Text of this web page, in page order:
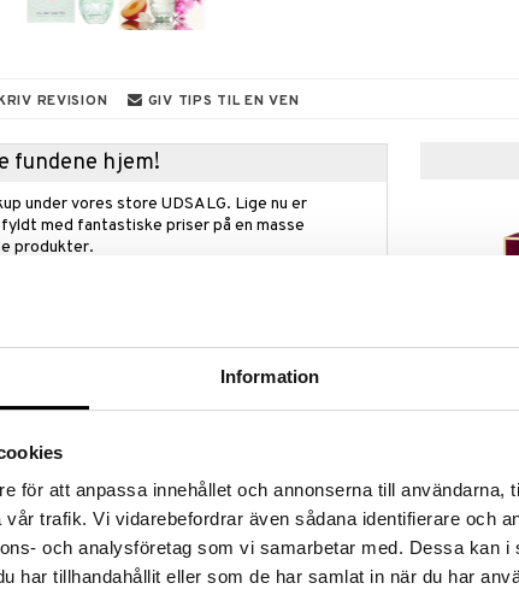
Information
för att anpassa innehållet och annonserna till användarna,
trafik. Vi vidarebefordrar även sådana identifierare och
och analysföretag som vi samarbetar med. Dessa kan i
har tillhandahållit eller som de har samlat in när du har
REVISION GIV TIPS TIL EN VEN
fundene hjem!
under vores store UDSALG. Lige nu er
med fantastiske priser på en masse
produkter.
i købet
dameduft fra Jimmy Choo og få en keychain
værdi 159 kr.
automatisk i kassen.
så længe lager haves.
389